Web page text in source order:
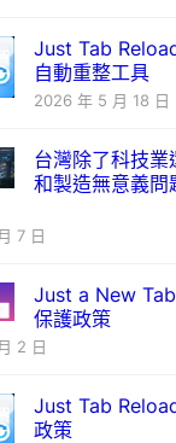
Just Tab
自動重整工具
2026 年 5 月 18 日
台灣除了科技
和製造無意義問
7 日
Just a New
保護政策
2 日
Just Tab
政策